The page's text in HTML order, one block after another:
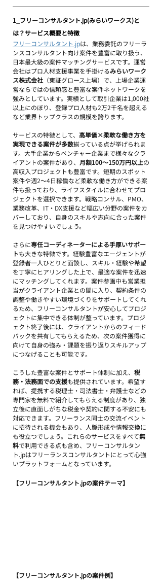
1_フリーコンサルタント.jp(みらいワークス)と
は？サービス概要と特徴
フリーコンサルタント.jpは、業務委託のフリーラ
ンスコンサルタント向け案件を豊富に取り扱う、
日本最大級の案件マッチングサービスです。運営
会社はプロ人材支援事業を手掛けるみらいワーク
ス株式会社 （東証グロース上場）で、上場企業運
営ならではの信頼感と豊富な案件ネットワークを
強みとしています。実績として取引企業は1,000社
以上にのぼり、登録プロ人材も2万2千名を超える
など業界トップクラスの規模を誇ります。
サービスの特徴として、 高単価×柔軟な働き方を
実現できる案件が多数揃っている点が挙げられま
す。大手企業からベンチャー企業まで様々なクラ
イアントの案件があり、 月額100～150万円以上の
高収入プロジェクトも豊富です。短期のスポット
案件や週2～4日稼働など柔軟な働き方ができる案
件も扱っており、ライフスタイルに合わせてプロ
ジェクトを選択できます。戦略コンサル、PMO、
業務改革、IT・DX支援など幅広い分野の案件をカ
バーしており、自身のスキルや志向に合った案件
を見つけやすいでしょう。
さらに専任コーディネーターによる手厚いサポー
トも大きな特徴です。経験豊富なエージェントが
登録者一人ひとりと面談し、スキル・経験や希望
を丁寧にヒアリングした上で、最適な案件を迅速
にマッチングしてくれます。案件参画中も営業担
当がクライアント企業との間に入り、契約条件の
調整や働きやすい環境づくりをサポートしてくれ
るため、フリーコンサルタントが安心してプロジ
ェクトに集中できる体制が整っています。プロジ
ェクト終了後には、クライアントからのフィード
バックを共有してもらえるため、次の案件獲得に
向けて自身の強み・課題を振り返りスキルアップ
につなげることも可能です。
こうした豊富な案件とサポート体制に加え、 税
務・法務面での支援も提供されています。希望す
れば、提携する税理士・司法書士・弁護士などの
専門家を無料で紹介してもらえる制度があり、独
立後に直面しがちな税金や契約に関する不安にも
対応できます。フリーランス同士の交流イベント
に招待される機会もあり、人脈形成や情報交換に
も役立つでしょう。これらのサービスをすべて無
料で利用できる点も含め、フリーコンサルタン
ト.jpはフリーランスコンサルタントにとって心強
いプラットフォームとなっています。
【フリーコンサルタント.jpの案件テーマ】
【フリーコンサルタント.jpの案件例】